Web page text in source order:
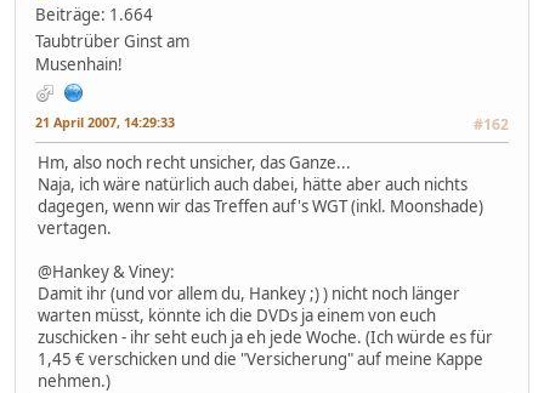
Beiträge: 1.664
Taubtrüber Ginst am
Musenhain!
21 April 2007, 14:29:33 #162
Hm, also noch recht unsicher, das Ganze...
Naja, ich wäre natürlich auch dabei, hätte aber auch nichts
dagegen, wenn wir das Treffen auf's WGT (inkl. Moonshade)
vertagen.
@Hankey & Viney:
Damit ihr (und vor allem du, Hankey ;) ) nicht noch länger
warten müsst, könnte ich die DVDs ja einem von euch
zuschicken - ihr seht euch ja eh jede Woche. (Ich würde es für
1,45 € verschicken und die "Versicherung" auf meine Kappe
nehmen.)